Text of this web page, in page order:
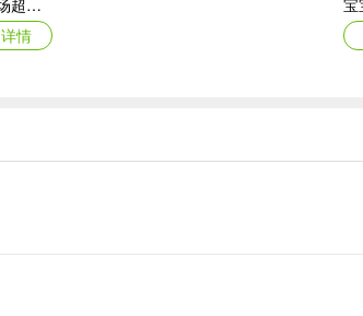
农场超级传奇苹果版
详情
宠物拯救传奇苹果版(Pet Rescue Saga)